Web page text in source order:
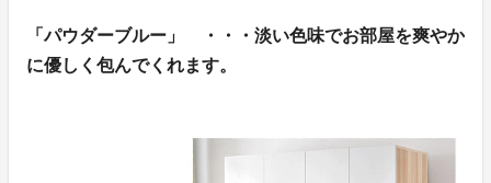
「パウダーブルー」 ・・・淡い色味でお部屋を爽やか
に優しく包んでくれます。